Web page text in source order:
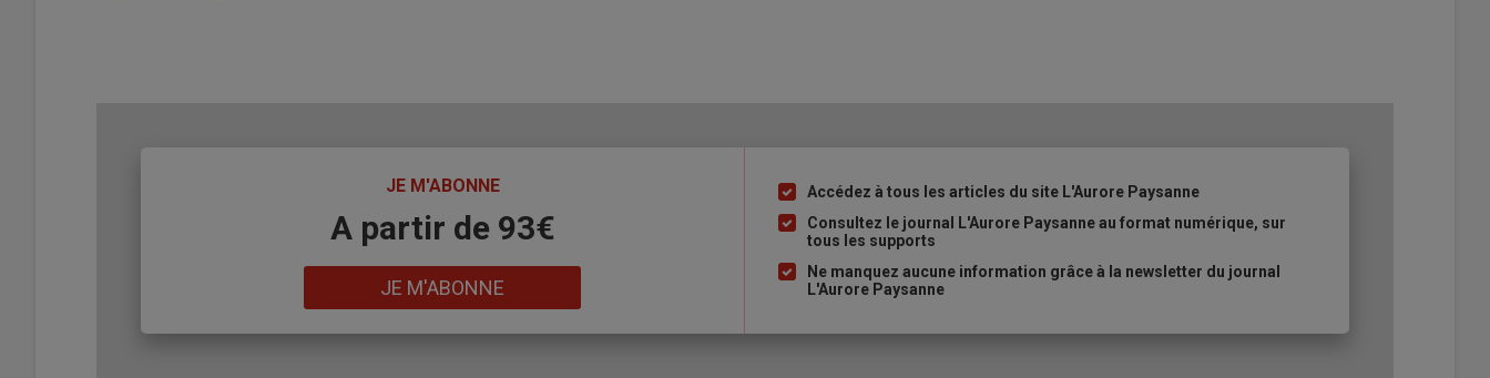
JE M'ABONNE
A partir de 93€
JE M'ABONNE
Liste
à
puce
Accédez à tous les articles du site L'Aurore Paysanne
Consultez le journal L'Aurore Paysanne au format numérique, sur
tous les supports
Ne manquez aucune information grâce à la newsletter du journal
L'Aurore Paysanne